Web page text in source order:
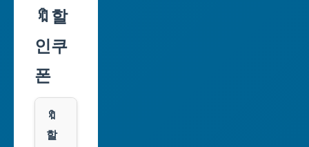
울
특
별
부
산
광
🔖할
인쿠
폰
🔖
할